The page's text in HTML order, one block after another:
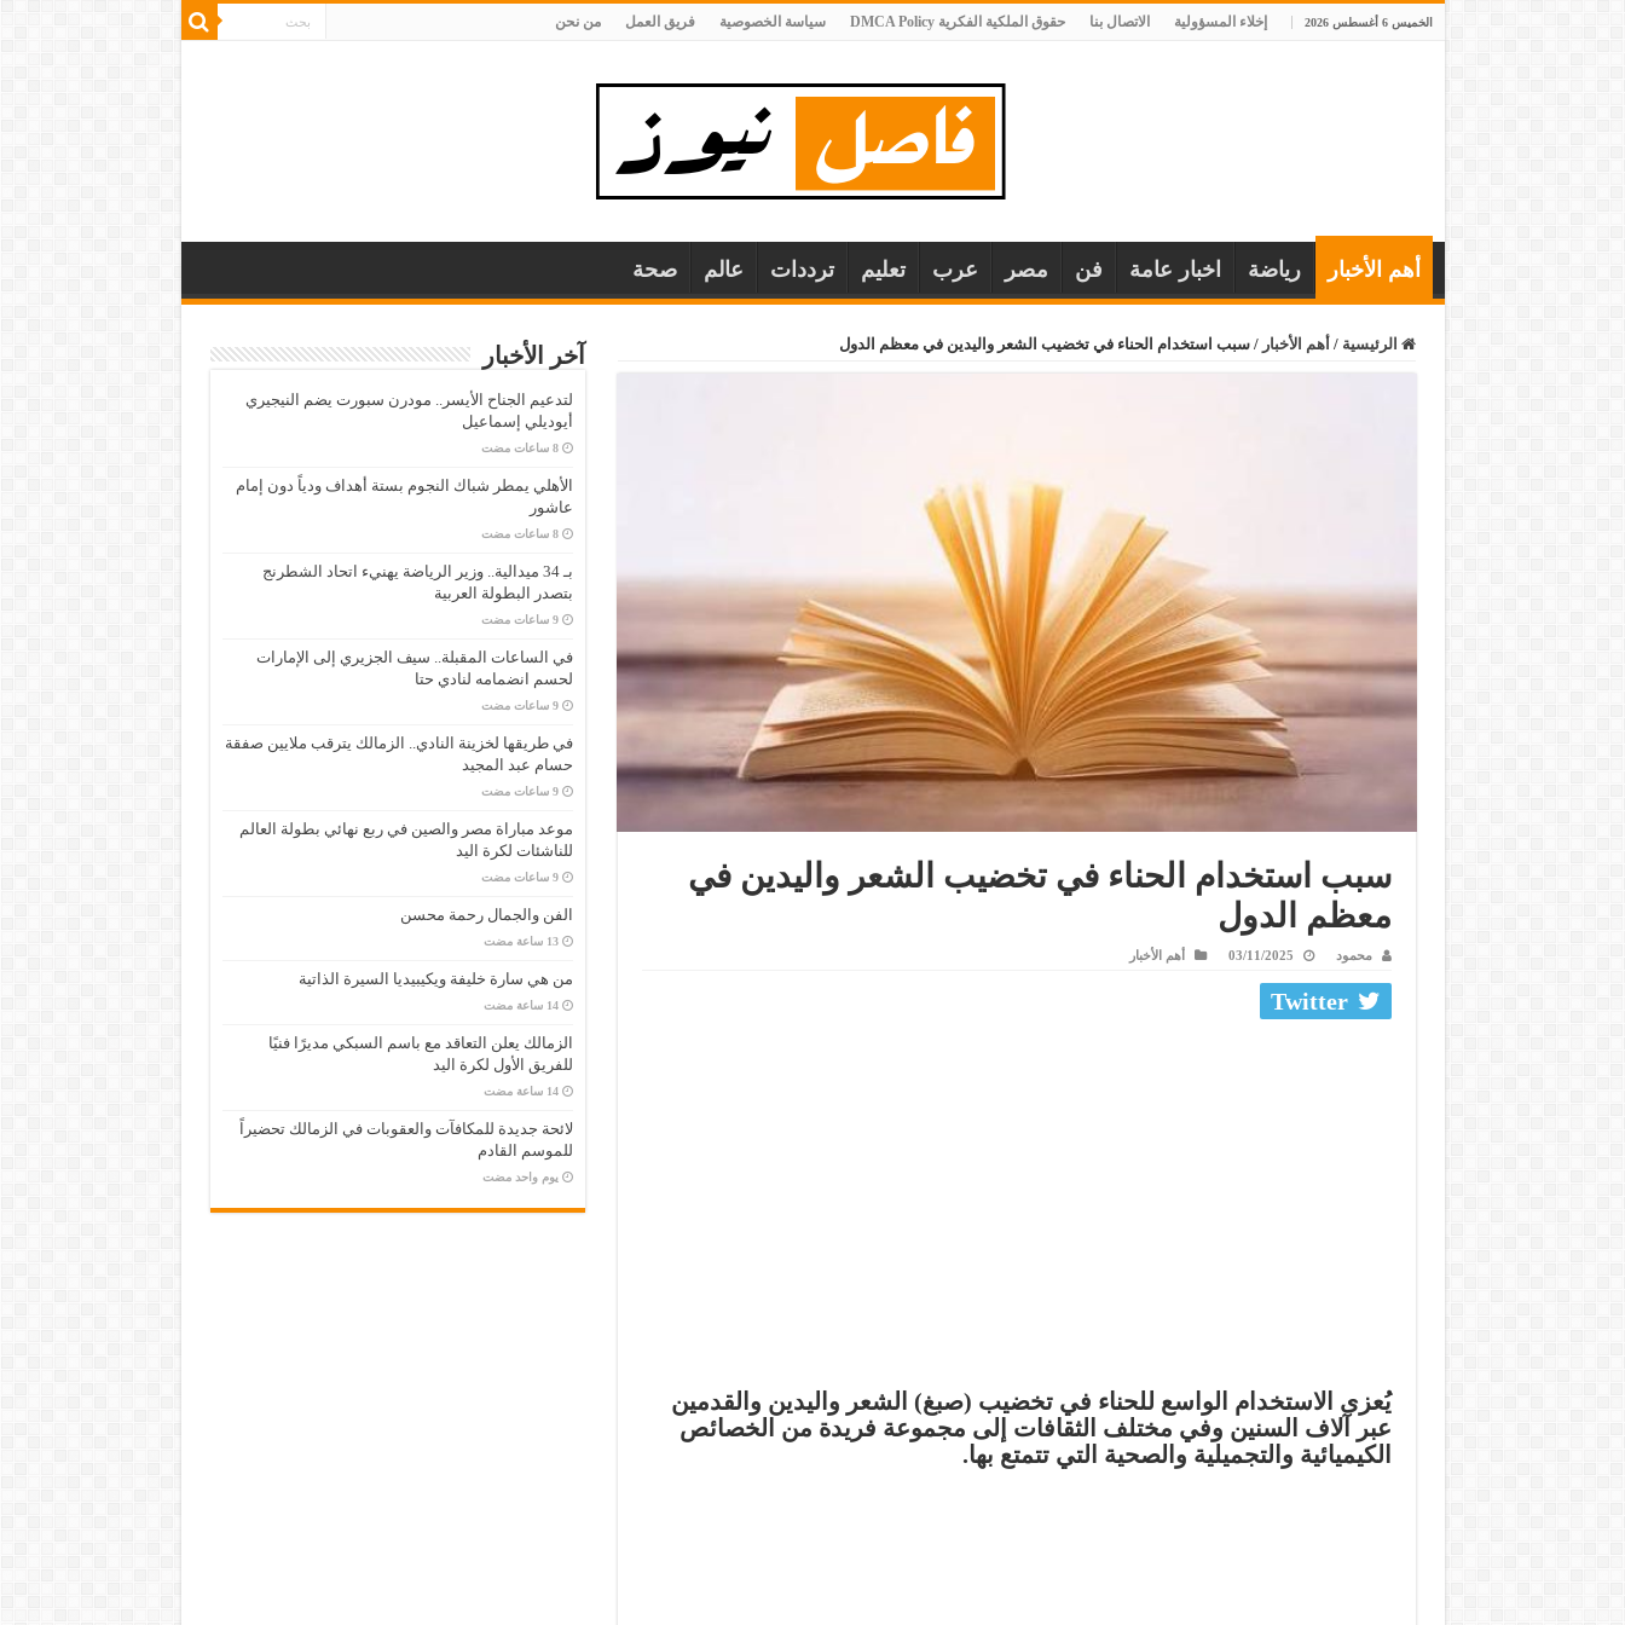
الخميس 6 أغسطس 2026 إخلاء المسؤولية الاتصال بنا حقوق الملكية الفكرية DMCA Policy سياسة الخصوصية فريق العمل من نحن
أهم الأخبار رياضة اخبار عامة فن مصر عرب تعليم ترددات عالم صحة
الرئيسية / أهم الأخبار / سبب استخدام الحناء في تخضيب الشعر واليدين في معظم الدول
سبب استخدام الحناء في تخضيب الشعر واليدين في
معظم الدول
محمود 03/11/2025 أهم الأخبار
Twitter
يُعزى الاستخدام الواسع للحناء في تخضيب (صبغ) الشعر واليدين والقدمين
عبر آلاف السنين وفي مختلف الثقافات إلى مجموعة فريدة من الخصائص
الكيميائية والتجميلية والصحية التي تتمتع بها.
آخر الأخبار
لتدعيم الجناح الأيسر.. مودرن سبورت يضم النيجيري
أيوديلي إسماعيل
‏8 ساعات مضت
الأهلي يمطر شباك النجوم بستة أهداف ودياً دون إمام
عاشور
‏8 ساعات مضت
بـ 34 ميدالية.. وزير الرياضة يهنيء اتحاد الشطرنج
بتصدر البطولة العربية
‏9 ساعات مضت
في الساعات المقبلة.. سيف الجزيري إلى الإمارات
لحسم انضمامه لنادي حتا
‏9 ساعات مضت
في طريقها لخزينة النادي.. الزمالك يترقب ملايين صفقة
حسام عبد المجيد
‏9 ساعات مضت
موعد مباراة مصر والصين في ربع نهائي بطولة العالم
للناشئات لكرة اليد
‏9 ساعات مضت
الفن والجمال رحمة محسن
‏13 ساعة مضت
من هي سارة خليفة ويكيبيديا السيرة الذاتية
‏14 ساعة مضت
الزمالك يعلن التعاقد مع باسم السبكي مديرًا فنيًا
للفريق الأول لكرة اليد
‏14 ساعة مضت
لائحة جديدة للمكافآت والعقوبات في الزمالك تحضيراً
للموسم القادم
‏يوم واحد مضت